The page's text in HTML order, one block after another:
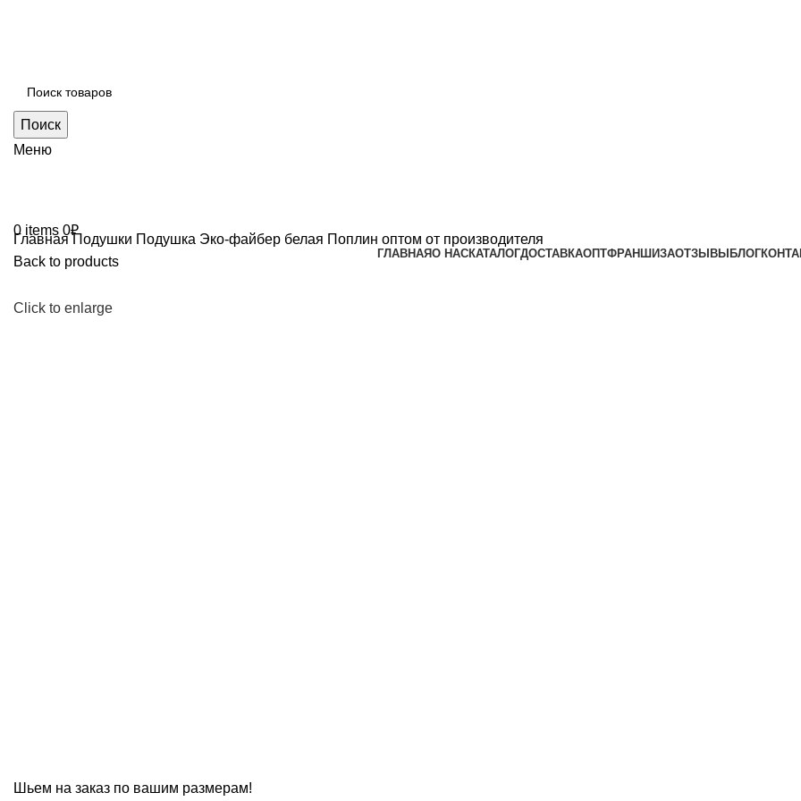
Поиск
Меню
0 items 0₽
ГЛАВНАЯО НАСКАТАЛОГДОСТАВКАОПТФРАНШИЗАОТЗЫВЫ БЛОГ
ГлавнаяПодушки Подушка Эко-файбер белая Поплин оптом от производителя
Back to products
Click to enlarge
Шьем на заказ по вашим размерам!